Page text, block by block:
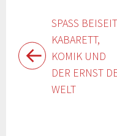
SPASS
ABARETT, K
OMIK UND D
ER ERNST DER
ELT